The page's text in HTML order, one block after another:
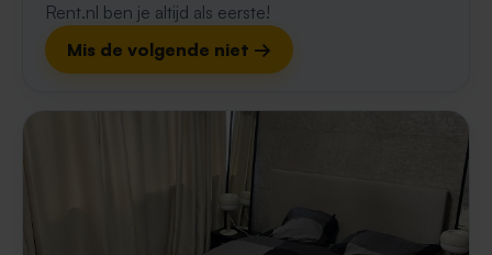
Rent.nl ben je altijd als eerste!
Mis de volgende niet →